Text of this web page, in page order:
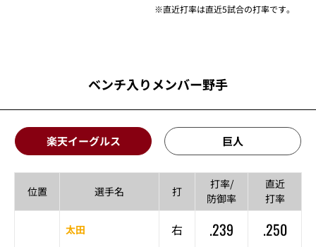
※直近打率は直近5試合の打率です。
ベンチ入りメンバー野手
楽天イーグルス 巨人
位置 選手名 打
打率/
防御率
直近
打率
太田 右 .239 .250